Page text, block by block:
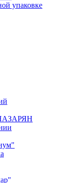
упаковке